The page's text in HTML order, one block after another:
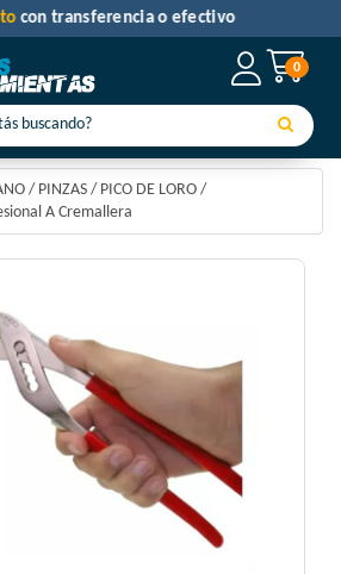
0
con transferencia o efectivo
/ PINZAS / PICO DE LORO /
A Cremallera